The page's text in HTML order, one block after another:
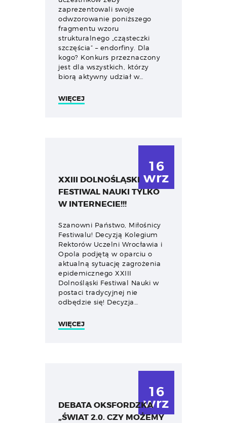
zaprezentowali swoje
odwzorowanie poniższego
fragmentu wzoru
strukturalnego „cząsteczki
szczęścia” – endorfiny. Dla
kogo? Konkurs przeznaczony
jest dla wszystkich, którzy
biorą aktywny udział w…
WIĘCEJ
16
wrz
XXIII DOLNOŚLĄSKI
FESTIWAL NAUKI TYLKO
W INTERNECIE!!!
Szanowni Państwo, Miłośnicy
Festiwalu! Decyzją Kolegium
Rektorów Uczelni Wrocławia i
Opola podjętą w oparciu o
aktualną sytuację zagrożenia
epidemicznego XXIII
Dolnośląski Festiwal Nauki w
postaci tradycyjnej nie
odbędzie się! Decyzja…
WIĘCEJ
16
wrz
DEBATA OKSFORDZKA
„ŚWIAT 2.0. CZY MOŻEMY